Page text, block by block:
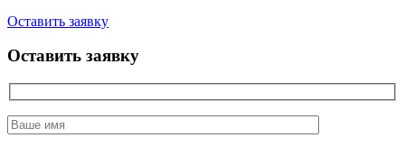
Оставить заявку
Оставить заявку